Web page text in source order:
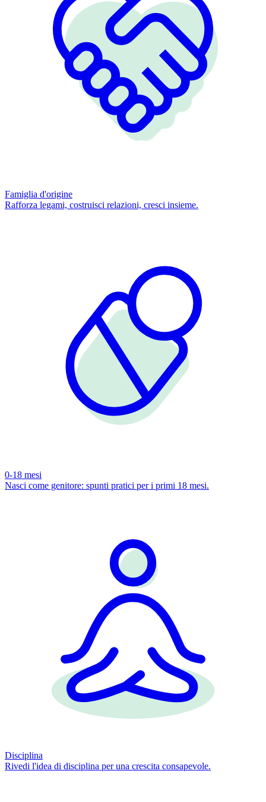
Famiglia d'origine
Rafforza legami, costruisci relazioni, cresci insieme.
0-18 mesi
Nasci come genitore: spunti pratici per i primi 18 mesi.
Disciplina
Rivedi l'idea di disciplina per una crescita consapevole.